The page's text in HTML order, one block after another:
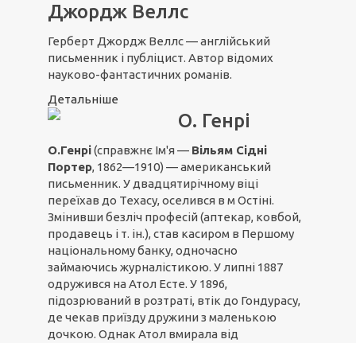
Джордж Веллс
Герберт Джордж Веллс — англійський
письменник і публіцист. Автор відомих
науково-фантастичних романів.
Детальніше
О. Генрі
О.Генрі(справжнє Ім'я — Вільям Сідні
Портер, 1862—1910) — американський
письменник. У двадцятирічному віці
переїхав до Техасу, оселився в м Остіні.
Змінивши безліч професій (аптекар, ковбой,
продавець і т. ін.), став касиром в Першому
національному банку, одночасно
займаючись журналістикою. У липні 1887
одружився на Атол Есте. У 1896,
підозрюваний в розтраті, втік до Гондурасу,
де чекав приїзду дружини з маленькою
дочкою. Однак Атол вмирала від